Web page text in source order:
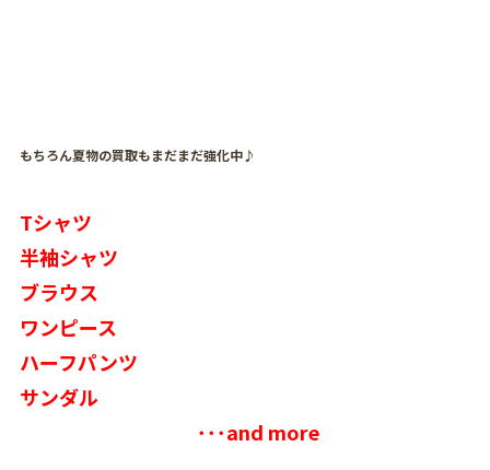
もちろん夏物の買取もまだまだ強化中♪
Tシャツ
半袖シャツ
ブラウス
ワンピース
ハーフパンツ
サンダル
･･･and more